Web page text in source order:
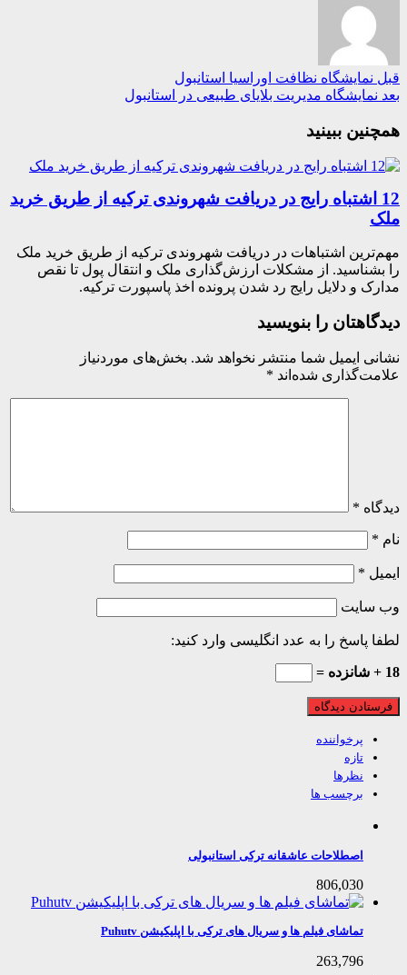
نمایشگاه نظافت اوراسیا استانبول
مدیریت بلایای طبیعی در استانبول
ببینید
اشتباه رایج در دریافت شهروندی ترکیه از طریق خرید
اشتباهات در دریافت شهروندی ترکیه از طریق خرید ملک
از مشکلات ارزش‌گذاری ملک و انتقال پول تا نقص
و دلایل رایج رد شدن پرونده اخذ پاسپورت ترکیه.
را بنویسید
ایمیل شما منتشر نخواهد شد. بخش‌های موردنیاز
شده‌اند*
*
*
پاسخ را به عدد انگلیسی وارد کنید:
پرخواننده
تازه
نظرها
برچسب ها
اصطلاحات عاشقانه ترکی استانبولی
806,030
تماشای فیلم ها و سریال های ترکی با اپلیکیشن Puhutv
263,796